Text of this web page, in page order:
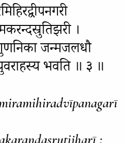
।
जन्मजलधौ
भवति ॥ ३ ॥
;